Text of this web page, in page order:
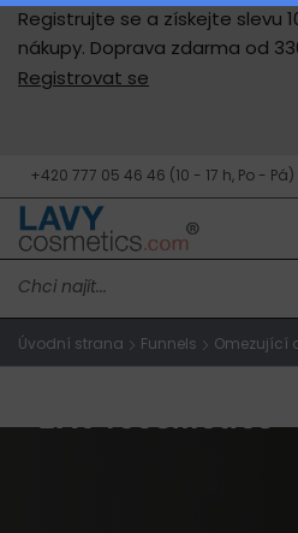
Registrujte se a získejte slevu
nákupy. Doprava zdarma od
Registrovat se
+420 777 05 46 46 (10 - 17 h, Po - Pá)
Úvodní strana Funnels Omezující
LAVYcosmetics